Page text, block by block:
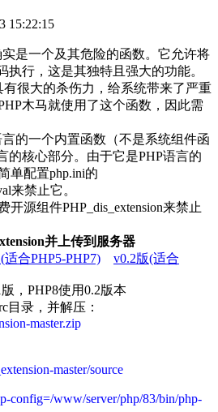
15:22:15
实是一个及其危险的函数。它允许将
执行，这是其独特且强大的功能。
有很大的杀伤力，给系统带来了严重
木马就使用了这个函数，因此需
言的一个内置函数（不是系统组件函
的核心部分。由于它是PHP语言的
单配置php.ini的
来禁止它。
开源组件PHP_dis_extension来禁止
并上传到服务器
适合PHP5-PHP7)
v0.2版(适合
，PHP8使用0.2版本
目录，并解压：
master.zip
master/source
config=/www/server/php/83/bin/php-